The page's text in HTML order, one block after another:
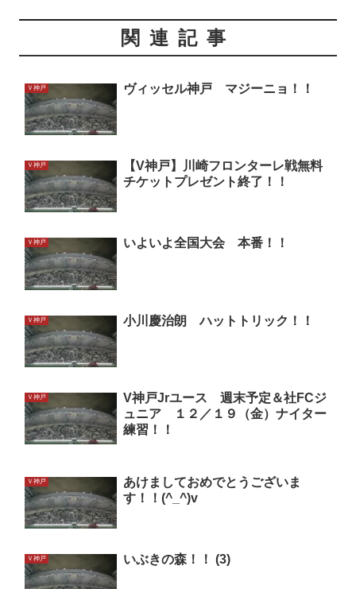
関連記事
Ｖ神戸 ヴィッセル神戸 マジーニョ！！
Ｖ神戸
【V神戸】川崎フロンターレ戦無料
チケットプレゼント終了！！
Ｖ神戸 いよいよ全国大会 本番！！
Ｖ神戸 小川慶治朗 ハットトリック！！
Ｖ神戸
V神戸Jrユース 週末予定＆社FCジ
ュニア １２／１９（金）ナイター
練習！！
Ｖ神戸
あけましておめでとうございま
す！！(^_^)v
Ｖ神戸 いぶきの森！！ (3)